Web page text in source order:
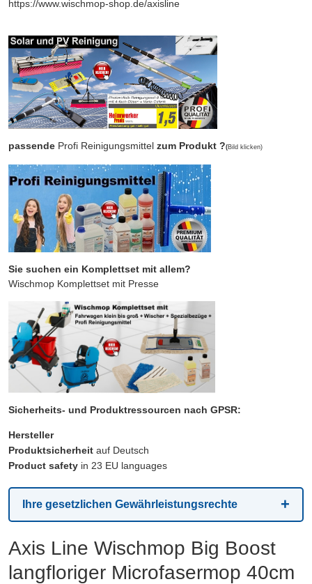
https://www.wischmop-shop.de/axisline
passende Profi Reinigungsmittel zum Produkt ?(Bild klicken)
Sie suchen ein Komplettset mit allem?
Wischmop Komplettset mit Presse
Sicherheits- und Produktressourcen nach GPSR:
Hersteller
Produktsicherheit auf Deutsch
Product safety in 23 EU languages
Ihre gesetzlichen Gewährleistungsrechte
Axis Line Wischmop Big Boost
langfloriger Microfasermop 40cm